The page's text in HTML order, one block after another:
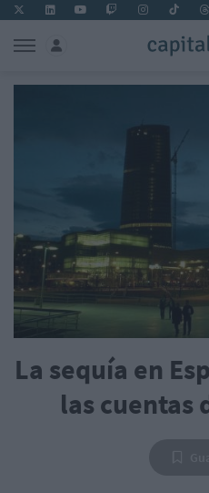
La sequía en
las cuentas